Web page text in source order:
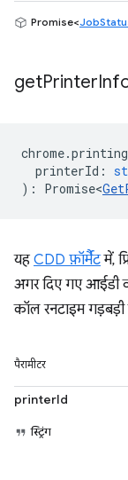
Promise<
getPrinter
chrome.printing
printerId :
) : Promise<
यह CDD फ़ॉर्मैटमें,
अगर दिए गए आईडी
कॉल रनटाइम गड़बड़ी
पैरामीटर
printerId
स्ट्रिंग